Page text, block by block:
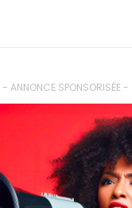
- ANNONCE SPONSORISÉE -